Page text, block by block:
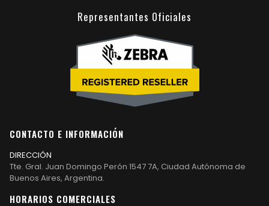
Representantes Oficiales
CONTACTO E INFORMACIÓN
DIRECCIÓN
Tte. Gral. Juan Domingo Perón 1547 7A, Ciudad Autónoma de
Buenos Aires, Argentina.
HORARIOS COMERCIALES